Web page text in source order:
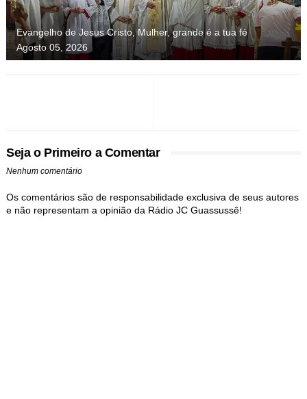
Evangelho de Jesus Cristo, Mulher, grande é a tua fé
Agosto 05, 2026
Seja o Primeiro a Comentar
Nenhum comentário
Os comentários são de responsabilidade exclusiva de seus autores
e não representam a opinião da Rádio JC Guassussê!